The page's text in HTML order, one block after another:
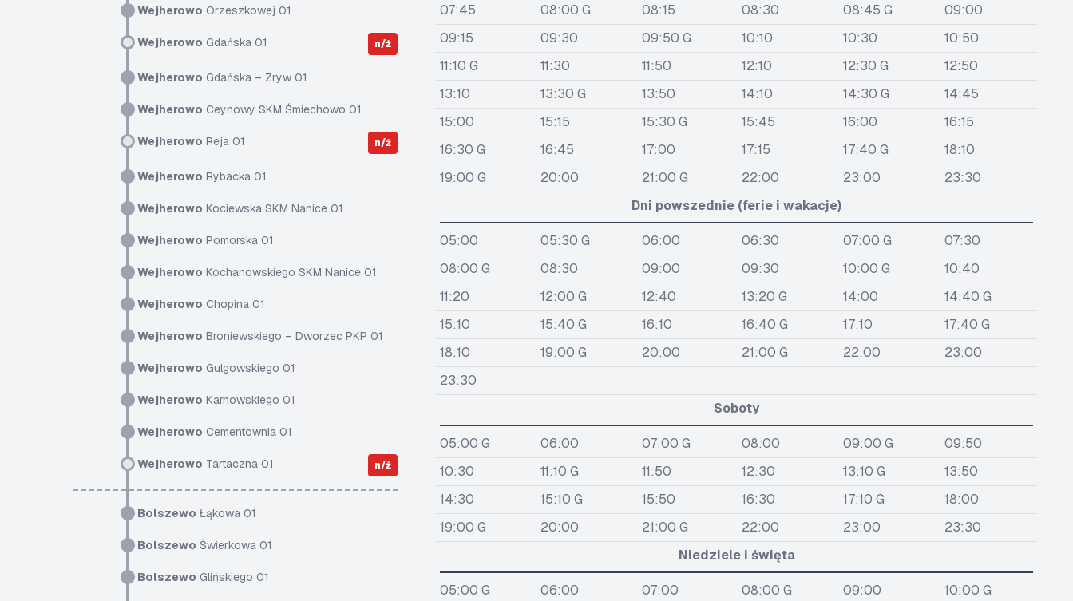
Wejherowo Orzeszkowej 01
Wejherowo Gdańska 01 n/ż
Wejherowo Gdańska – Zryw 01
Wejherowo Ceynowy SKM Śmiechowo 01
Wejherowo Reja 01 n/ż
Wejherowo Rybacka 01
Wejherowo Kociewska SKM Nanice 01
Wejherowo Pomorska 01
Wejherowo Kochanowskiego SKM Nanice 01
Wejherowo Chopina 01
Wejherowo Broniewskiego – Dworzec PKP 01
Wejherowo Gulgowskiego 01
Wejherowo Karnowskiego 01
Wejherowo Cementownia 01
Wejherowo Tartaczna 01 n/ż
Bolszewo Łąkowa 01
Bolszewo Świerkowa 01
Bolszewo Glińskiego 01
07:45
08:00 G 08:15 08:30 08:45 G
09:00
09:15
09:30 09:50 G 10:10 10:30
10:50
11:10 G
11:30 11:50 12:10 12:30 G
12:50
13:10
13:30 G 13:50 14:10 14:30 G
14:45
15:00
15:15 15:30 G 15:45 16:00
16:15
16:30 G
16:45 17:00 17:15 17:40 G
18:10
19:00 G
20:00 21:00 G 22:00 23:00
23:30
Dni powszednie (ferie i wakacje)
05:00 05:30 G 06:00 06:30 07:00 G
07:30
08:00 G
08:30 09:00 09:30 10:00 G
10:40
11:20
12:00 G 12:40 13:20 G 14:00
14:40 G
15:10
15:40 G 16:10 16:40 G 17:10
17:40 G
18:10
19:00 G 20:00 21:00 G 22:00
23:00
23:30
Soboty
05:00 G 06:00 07:00 G 08:00 09:00 G
09:50
10:30
11:10 G 11:50 12:30 13:10 G
13:50
14:30
15:10 G 15:50 16:30 17:10 G
18:00
19:00 G
20:00 21:00 G 22:00 23:00
23:30
Niedziele i święta
05:00 G 06:00 07:00 08:00 G 09:00
10:00 G